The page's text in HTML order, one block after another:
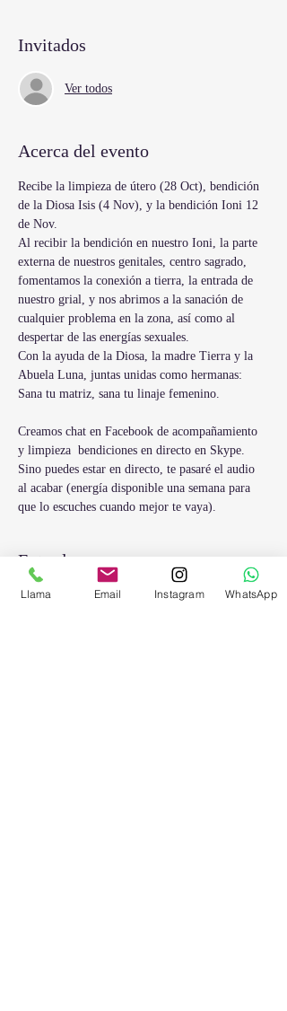
Invitados
Ver todos
Acerca del evento
Recibe la limpieza de útero (28 Oct), bendición
de la Diosa Isis (4 Nov), y la bendición Ioni 12
de Nov.
Al recibir la bendición en nuestro Ioni, la parte
externa de nuestros genitales, centro sagrado,
fomentamos la conexión a tierra, la entrada de
nuestro grial, y nos abrimos a la sanación de
cualquier problema en la zona, así como al
despertar de las energías sexuales.
Con la ayuda de la Diosa, la madre Tierra y la
Abuela Luna, juntas unidas como hermanas:
Sana tu matriz, sana tu linaje femenino.
Creamos chat en Facebook de acompañamiento
y limpieza  bendiciones en directo en Skype.
Sino puedes estar en directo, te pasaré el audio
al acabar (energía disponible una semana para
que lo escuches cuando mejor te vaya).
Entradas
Llama Email Instagram WhatsApp